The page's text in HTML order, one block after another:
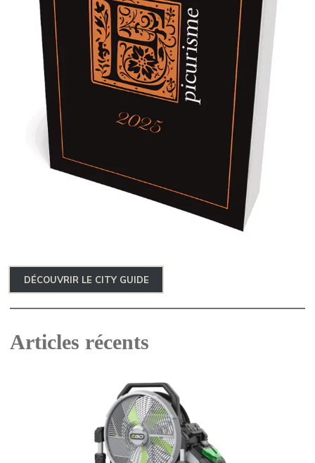
DÉCOUVRIR LE CITY GUIDE
Articles récents